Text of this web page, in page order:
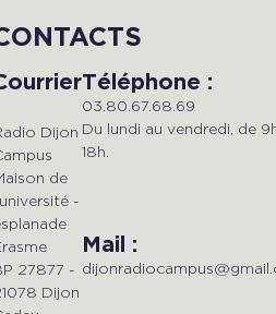
Dijon
de
-
27877 -
Dijon
Téléphone :
03.80.67.68.69
Du lundi au vendredi, de
18h.
Mail :